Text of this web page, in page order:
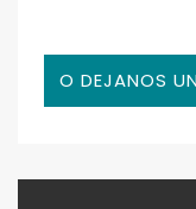
O DEJANOS